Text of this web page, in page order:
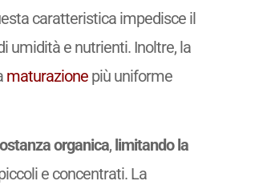
caratteristica impedisce il
umidità e nutrienti. Inoltre, la
maturazione più uniforme
organica, limitando la
e concentrati. La